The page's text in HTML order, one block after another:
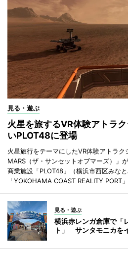
見る・遊ぶ
火星を旅するVR体験アトラ
いPLOT48に登場
火星旅行をテーマにしたVR体験アトラ
MARS（ザ・サンセットオブマーズ）」
商業施設「PLOT48」（横浜市西区みな
「YOKOHAMA COAST REALITY PORT
見る・遊ぶ
横浜赤レンガ倉庫で「
ト」 サンタモニカを